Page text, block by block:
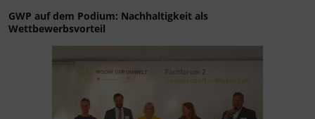
GWP auf dem Podium: Nachhaltigkeit als
Wettbewerbsvorteil